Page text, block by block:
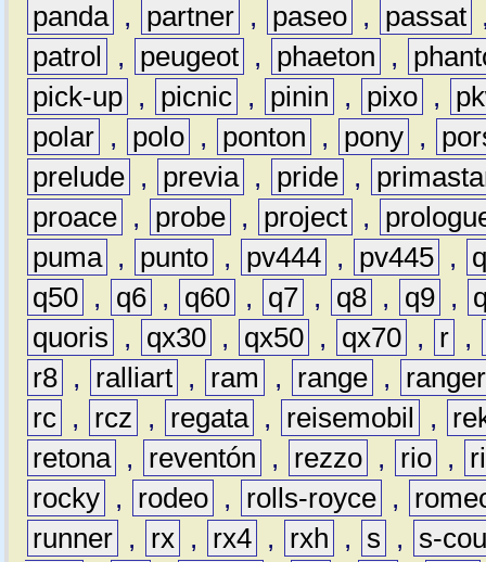
panda , partner , paseo , passat
patrol
, peugeot , phaeton ,
pick-up , picnic , pinin , pixo ,
polar , polo , ponton , pony ,
prelude , previa , pride ,
proace , probe , project ,
puma , punto , pv444 , pv445 ,
q50 , q6 , q60 , q7 , q8 , q9 ,
quoris
, qx30 , qx50 , qx70 , r ,
r8 , ralliart , ram , range ,
ranger
rc , rcz , regata , reisemobil ,
retona , reventón , rezzo , rio ,
rocky , rodeo , rolls-royce ,
runner , rx , rx4 , rxh , s ,
s-